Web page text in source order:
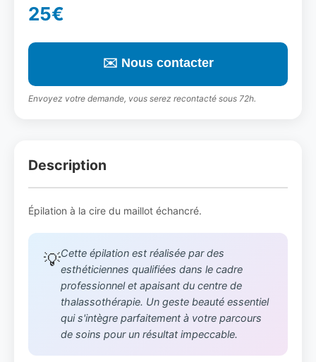
25€
✉️ Nous contacter
Envoyez votre demande, vous serez recontacté sous 72h.
Description
Épilation à la cire du maillot échancré.
💡Cette épilation est réalisée par des
esthéticiennes qualifiées dans le cadre
professionnel et apaisant du centre de
thalassothérapie. Un geste beauté essentiel
qui s'intègre parfaitement à votre parcours
de soins pour un résultat impeccable.